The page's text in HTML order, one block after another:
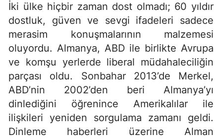
İki ülke hiçbir zaman dost olmadı; 60 yıldır
dostluk, güven ve sevgi ifadeleri sadece
merasim konuşmalarının malzemesi
oluyordu. Almanya, ABD ile birlikte Avrupa
ve komşu yerlerde liberal müdahaleciliğin
parçası oldu. Sonbahar 2013’de Merkel,
ABD’nin 2002’den beri Almanya’yı
dinlediğini öğrenince Amerikalılar ile
ilişkileri yeniden sorgulama zamanı geldi.
Dinleme haberleri üzerine Alman